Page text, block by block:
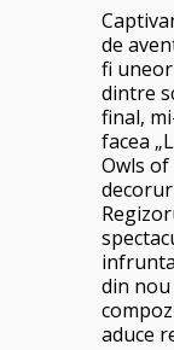
de
fi
dintre
final,
facea
Owls of
din nou
aduce